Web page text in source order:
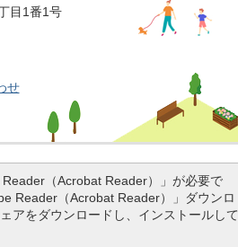
目1番1号
せ
（Acrobat Reader）」が必要で
Reader（Acrobat Reader）」ダウンロ
アをダウンロードし、インストールして